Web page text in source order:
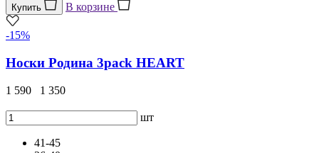
Купить В корзине
-15%
Носки Родина 3pack HEART
1 590 1 350
шт
41-45